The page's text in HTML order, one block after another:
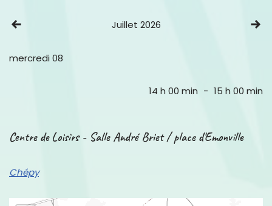
Voir le mois précédentJuillet 2026
mercredi 08
14 h 00 min - 15 h 00 min
Centre de Loisirs - Salle André Briet / place d'Emonville
Chépy